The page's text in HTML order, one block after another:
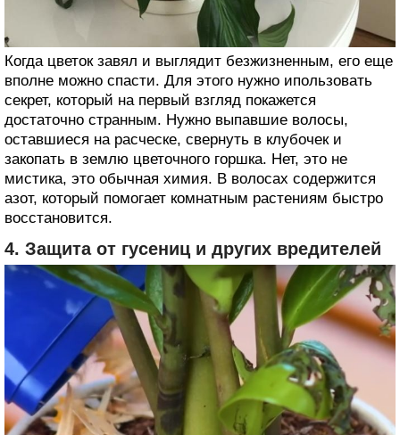
Когда цветок завял и выглядит безжизненным, его еще
вполне можно спасти. Для этого нужно ипользовать
секрет, который на первый взгляд покажется
достаточно странным. Нужно выпавшие волосы,
оставшиеся на расческе, свернуть в клубочек и
закопать в землю цветочного горшка. Нет, это не
мистика, это обычная химия. В волосах содержится
азот, который помогает комнатным растениям быстро
восстановится.
4. Защита от гусениц и других вредителей